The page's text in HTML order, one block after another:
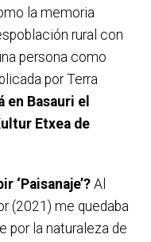
la memoria
rural con
persona como
por Terra
en Basauri el
Etxea de
‘Paisanaje’? Al
(2021) me quedaba
por la naturaleza de